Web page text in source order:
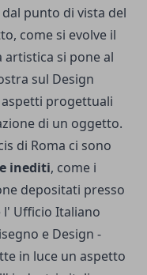
punto di vista del
come si evolve il
si pone al
sul Design
progettuali
di un oggetto.
di Roma ci sono
inediti, come i
depositati presso
l' Ufficio Italiano
e Design -
in luce un aspetto